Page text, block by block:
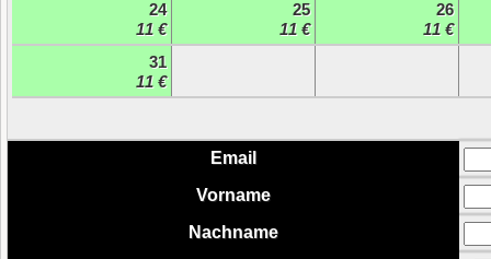
24
11 €
25
11 €
26
11 €
31
11 €
Email
Vorname
Nachname